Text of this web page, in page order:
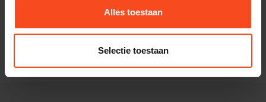
Alles toestaan
Selectie toestaan
€40,00